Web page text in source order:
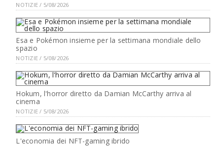
NOTIZIE / 5/08/2026
Esa e Pokémon insieme per la settimana mondiale dello
spazio
NOTIZIE / 5/08/2026
Hokum, l'horror diretto da Damian McCarthy arriva al
cinema
NOTIZIE / 5/08/2026
L'economia dei NFT-gaming ibrido